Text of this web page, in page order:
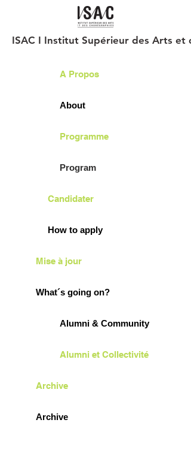
ISAC I Institut Supérieur des Arts et
A Propos
About
Programme
Program
Candidater
How to apply
Mise à jour
What´s going on?
Alumni & Community
Alumni et Collectivité
Archive
Archive